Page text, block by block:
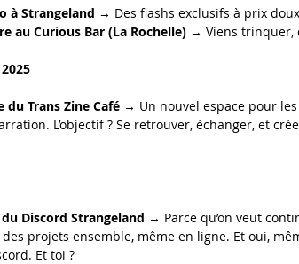
à Strangeland → Des flashs exclusifs à prix
au Curious Bar (La Rochelle) → Viens trinquer,
Trans Zine Café → Un nouvel espace pour
L’objectif ? Se retrouver, échanger, et
Discord Strangeland → Parce qu’on veut
projets ensemble, même en ligne. Et oui,
Et toi ?